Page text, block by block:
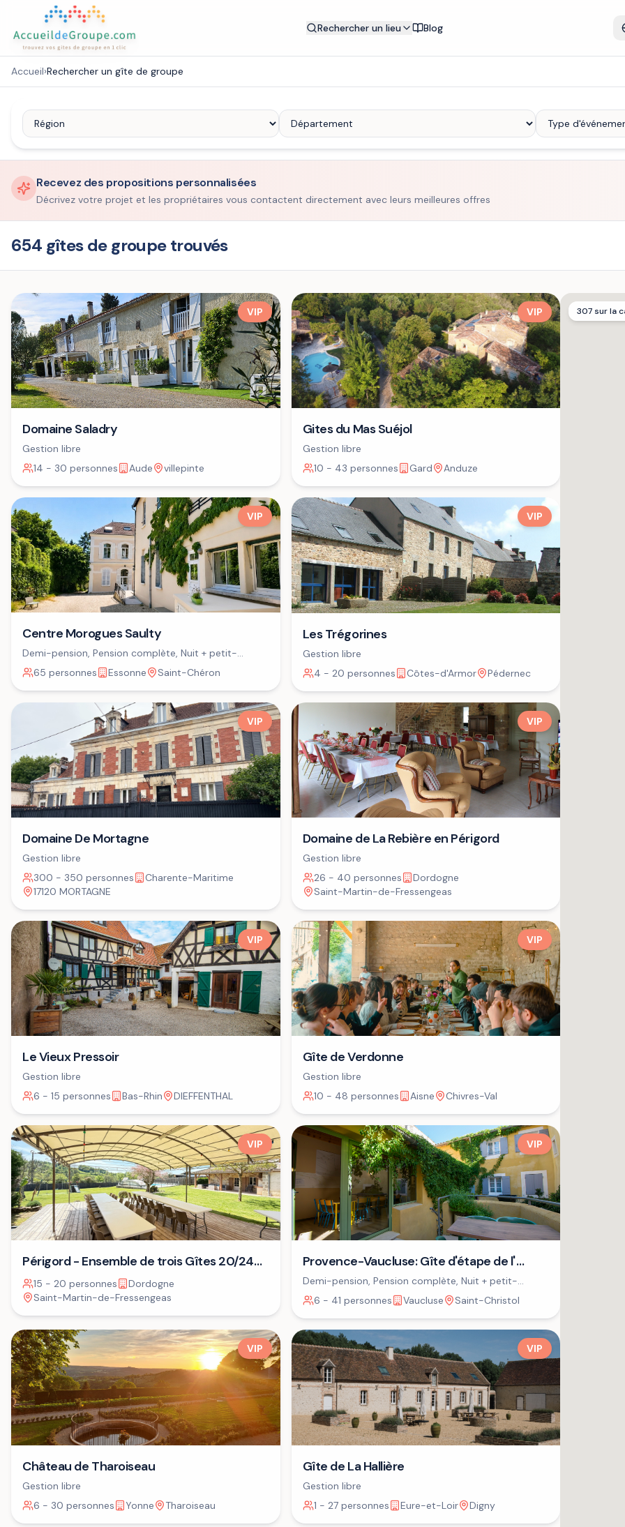
Rechercher un lieu Blog
Accueil›Rechercher un gîte de groupe
Recevez des propositions personnalisées
Décrivez votre projet et les propriétaires vous contactent directement avec leurs meilleures offres
654 gîtes de groupe trouvés
VIP
Domaine Saladry
Gestion libre
14 - 30 personnes
Aude villepinte
VIP
Gites du Mas Suéjol
Gestion libre
10 - 43 personnes
Gard Anduze
VIP
Centre Morogues Saulty
Demi-pension, Pension complète, Nuit + petit-
déjeuner
65 personnes Essonne Saint-Chéron
VIP
Les Trégorines
Gestion libre
4 - 20 personnes
Côtes-d'Armor Pédernec
VIP
Domaine De Mortagne
Gestion libre
300 - 350 personnes
Charente-Maritime
17120 MORTAGNE
VIP
Domaine de La Rebière en Périgord
Gestion libre
26 - 40 personnes
Dordogne
Saint-Martin-de-Fressengeas
VIP
Le Vieux Pressoir
Gestion libre
6 - 15 personnes
Bas-Rhin DIEFFENTHAL
VIP
Gîte de Verdonne
Gestion libre
10 - 48 personnes
Aisne Chivres-Val
VIP
Périgord - Ensemble de trois Gîtes 20/24
personnes⁷
15 - 20 personnes
Dordogne
Saint-Martin-de-Fressengeas
VIP
Provence-Vaucluse: Gîte d'étape de l'
ASPA
Demi-pension, Pension complète, Nuit + petit-
déjeuner
6 - 41 personnes Vaucluse Saint-Christol
VIP
Château de Tharoiseau
Gestion libre
6 - 30 personnes
Yonne Tharoiseau
VIP
Gîte de La Hallière
Gestion libre
1 - 27 personnes
Eure-et-Loir Digny
307 sur la